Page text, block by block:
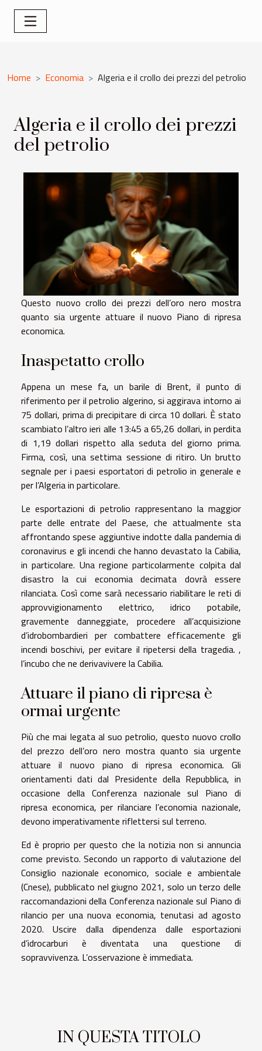
Home Economia Algeria e il crollo dei prezzi del petrolio
Algeria e il crollo dei prezzi
del petrolio
Questo nuovo crollo dei prezzi dell’oro nero mostra
quanto sia urgente attuare il nuovo Piano di ripresa
economica.
Inaspetatto crollo
Appena un mese fa, un barile di Brent, il punto di
riferimento per il petrolio algerino, si aggirava intorno ai
75 dollari, prima di precipitare di circa 10 dollari. È stato
scambiato l’altro ieri alle 13:45 a 65,26 dollari, in perdita
di 1,19 dollari rispetto alla seduta del giorno prima.
Firma, così, una settima sessione di ritiro. Un brutto
segnale per i paesi esportatori di petrolio in generale e
per l’Algeria in particolare.
Le esportazioni di petrolio rappresentano la maggior
parte delle entrate del Paese, che attualmente sta
affrontando spese aggiuntive indotte dalla pandemia di
coronavirus e gli incendi che hanno devastato la Cabilia,
in particolare. Una regione particolarmente colpita dal
disastro la cui economia decimata dovrà essere
rilanciata. Così come sarà necessario riabilitare le reti di
approvvigionamento elettrico, idrico potabile,
gravemente danneggiate, procedere all’acquisizione
d’idrobombardieri per combattere efficacemente gli
incendi boschivi, per evitare il ripetersi della tragedia. ,
l’incubo che ne derivavivere la Cabilia.
Attuare il piano di ripresa è
ormai urgente
Più che mai legata al suo petrolio, questo nuovo crollo
del prezzo dell’oro nero mostra quanto sia urgente
attuare il nuovo piano di ripresa economica. Gli
orientamenti dati dal Presidente della Repubblica, in
occasione della Conferenza nazionale sul Piano di
ripresa economica, per rilanciare l’economia nazionale,
devono imperativamente riflettersi sul terreno.
Ed è proprio per questo che la notizia non si annuncia
come previsto. Secondo un rapporto di valutazione del
Consiglio nazionale economico, sociale e ambientale
(Cnese), pubblicato nel giugno 2021, solo un terzo delle
raccomandazioni della Conferenza nazionale sul Piano di
rilancio per una nuova economia, tenutasi ad agosto
2020. Uscire dalla dipendenza dalle esportazioni
d’idrocarburi è diventata una questione di
sopravvivenza. L’osservazione è immediata.
IN QUESTA TITOLO